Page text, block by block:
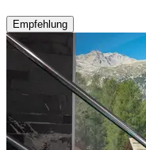
Empfehlung